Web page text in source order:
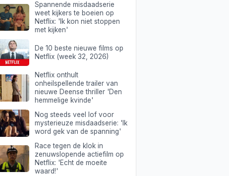
Spannende misdaadserie
weet kijkers te boeien op
Netflix: 'Ik kon niet stoppen
met kijken'
De 10 beste nieuwe films op
Netflix (week 32, 2026)
Netflix onthult
onheilspellende trailer van
nieuwe Deense thriller 'Den
hemmelige kvinde'
Nog steeds veel lof voor
mysterieuze misdaadserie: 'Ik
word gek van de spanning'
Race tegen de klok in
zenuwslopende actiefilm op
Netflix: 'Echt de moeite
waard!'